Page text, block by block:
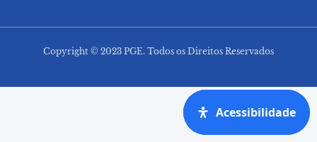
Copyright © 2023 PGE. Todos os Direitos Reservados
Acessibilidade
Acessibilidade